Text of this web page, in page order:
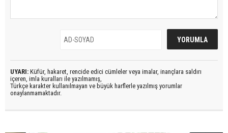
UYARI: Küfür, hakaret, rencide edici cümleler veya imalar, inançlara saldırı
içeren, imla kuralları ile yazılmamış,
Türkçe karakter kullanılmayan ve büyük harflerle yazılmış yorumlar
onaylanmamaktadır.